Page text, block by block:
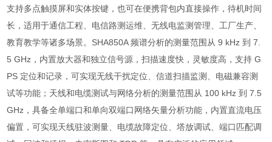
支持多点触摸屏和实体按键，也可在便携背包内直接操作，待机时间
长，适用于通信工程、电信路测运维、无线电监测管理、工厂生产、
教育教学等诸多场景。 SHA850A频谱分析的测量范围从 9 kHz到 7.
5 GHz ，内置放大器和独立信号源，扫描速度快，灵敏度高，支持 G
PS 定位和记录，可实现无线干扰定位、信道扫描监测、电磁兼容测
试等功能；天线和电缆测试与网络分析的测量范围从 100 kHz到 7.5
GHz ，具备全单端口和单向双端口网络矢量分析功能，内置直流电压
偏置，可实现天线驻波测量、电缆故障定位、塔放调试、端口匹配调